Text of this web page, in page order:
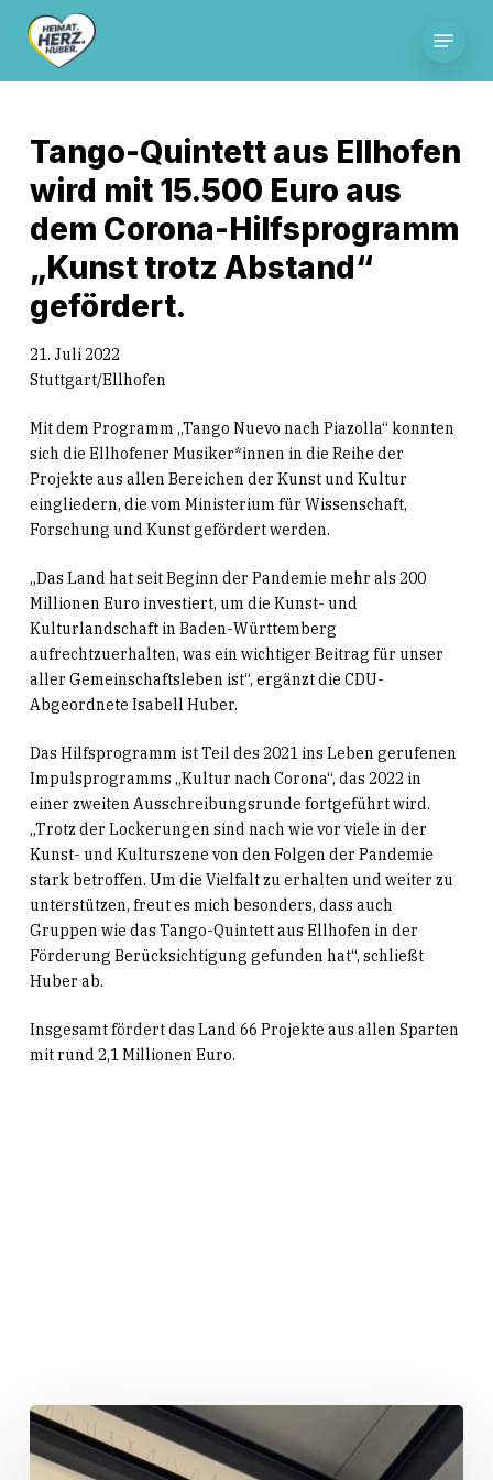
content
Tango-Quintett aus Ellhofen
wird mit 15.500 Euro aus
dem Corona-Hilfsprogramm
„Kunst trotz Abstand“
gefördert.
21. Juli 2022
Stuttgart/Ellhofen
Mit dem Programm „Tango Nuevo nach Piazolla“ konnten
sich die Ellhofener Musiker*innen in die Reihe der
Projekte aus allen Bereichen der Kunst und Kultur
eingliedern, die vom Ministerium für Wissenschaft,
Forschung und Kunst gefördert werden.
„Das Land hat seit Beginn der Pandemie mehr als 200
Millionen Euro investiert, um die Kunst- und
Kulturlandschaft in Baden-Württemberg
aufrechtzuerhalten, was ein wichtiger Beitrag für unser
aller Gemeinschaftsleben ist“, ergänzt die CDU-
Abgeordnete Isabell Huber.
Das Hilfsprogramm ist Teil des 2021 ins Leben gerufenen
Impulsprogramms „Kultur nach Corona“, das 2022 in
einer zweiten Ausschreibungsrunde fortgeführt wird.
„Trotz der Lockerungen sind nach wie vor viele in der
Kunst- und Kulturszene von den Folgen der Pandemie
stark betroffen. Um die Vielfalt zu erhalten und weiter zu
unterstützen, freut es mich besonders, dass auch
Gruppen wie das Tango-Quintett aus Ellhofen in der
Förderung Berücksichtigung gefunden hat“, schließt
Huber ab.
Insgesamt fördert das Land 66 Projekte aus allen Sparten
mit rund 2,1 Millionen Euro.
„Huber
packt
an!“